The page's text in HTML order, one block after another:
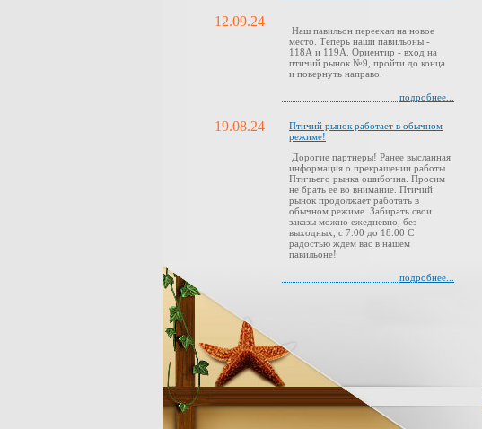
12.09.24
Наш павильон переехал на новое
место. Теперь наши павильоны -
118А и 119А. Ориентир - вход на
птичий рынок №9, пройти до конца
и повернуть направо.
подробнее...
19.08.24
Птичий рынок работает в обычном
режиме!
Дорогие партнеры! Ранее высланная
информация о прекращении работы
Птичьего рынка ошибочна. Просим
не брать ее во внимание. Птичий
рынок продолжает работать в
обычном режиме. Забирать свои
заказы можно ежедневно, без
выходных, с 7.00 до 18.00 С
радостью ждём вас в нашем
павильоне!
подробнее...